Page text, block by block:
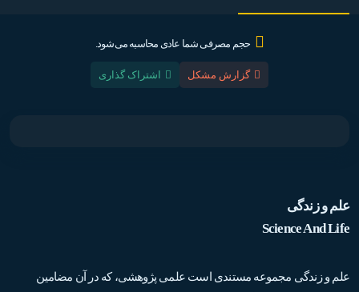
حجم مصرفی شما عادی محاسبه می‌شود.
گزارش مشکل اشتراک گذاری
علم و زندگی
Science And Life
علم و زندگی مجموعه مستندی است علمی پژوهشی، که در آن مضامین